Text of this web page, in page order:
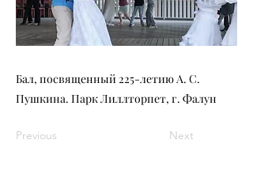
Бал, посвященный 225-летию А. С.
Пушкина. Парк Лиллторпет, г. Фалун
Previous Next